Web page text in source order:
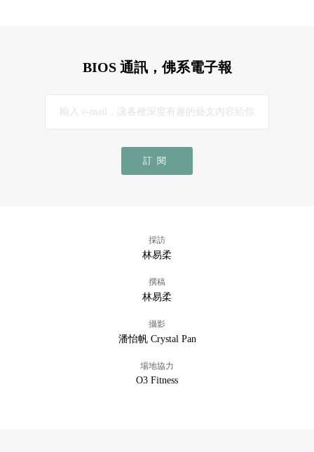
BIOS 通訊，佛系電子報
訂閱
採訪
林易柔
撰稿
林易柔
攝影
潘怡帆 Crystal Pan
場地協力
O3 Fitness